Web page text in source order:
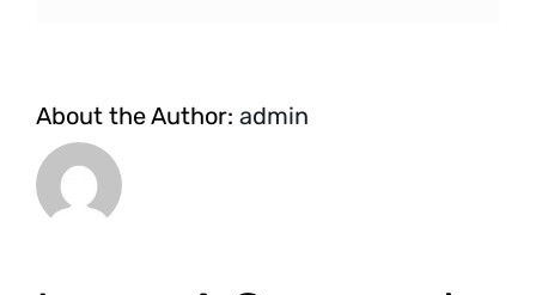
About the Author: admin